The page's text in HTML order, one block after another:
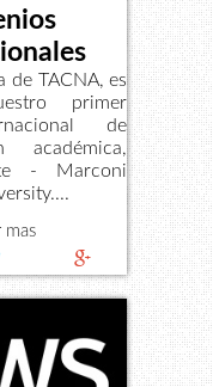
de TACNA, es
primer
de
académica,
- Marconi
mas